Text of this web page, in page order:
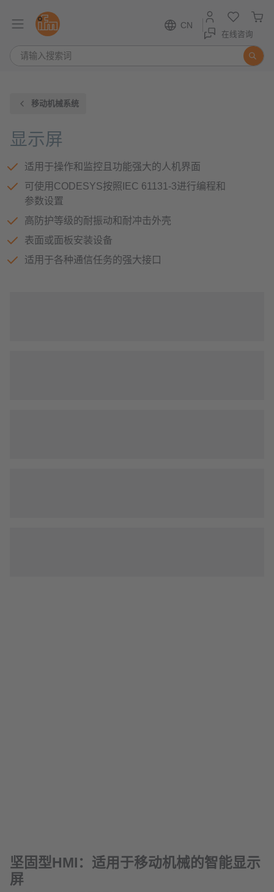
CN
在线咨询
移动机械系统
显示屏
适用于操作和监控且功能强大的人机界面
可使用CODESYS按照IEC 61131-3进行编程和
参数设置
高防护等级的耐振动和耐冲击外壳
表面或面板安装设备
适用于各种通信任务的强大接口
坚固型HMI：适用于移动机械的智能显示
屏